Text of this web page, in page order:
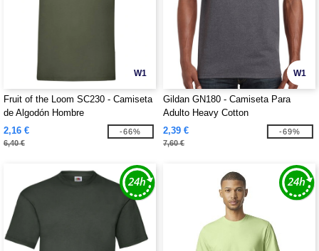
W1
Fruit of the Loom SC230 - Camiseta
de Algodón Hombre
2,16 €
6,40 €
-66%
W1
Gildan GN180 - Camiseta Para
Adulto Heavy Cotton
2,39 €
7,60 €
-69%